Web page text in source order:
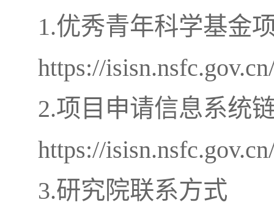
1.优秀青年科学基金
https://
2.项目申请信息系统
https://
3.研究院联系方式